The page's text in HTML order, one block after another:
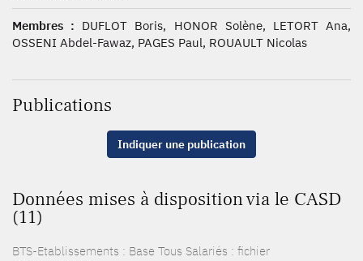
Membres : DUFLOT Boris, HONOR Solène, LETORT Ana,
OSSENI Abdel-Fawaz, PAGES Paul, ROUAULT Nicolas
Publications
Indiquer une publication
Données mises à disposition via le CASD
(11)
BTS-Etablissements : Base Tous Salariés : fichier